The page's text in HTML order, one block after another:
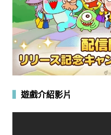
遊戲介紹影片